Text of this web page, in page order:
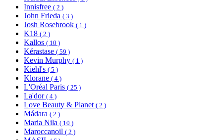
Innisfree ( 2 )
John Frieda ( 3 )
Josh Rosebrook ( 1 )
K18 ( 2 )
Kallos ( 10 )
Kérastase ( 59 )
Kevin Murphy ( 1 )
Kiehl's ( 5 )
Klorane ( 4 )
L'Oréal Paris ( 25 )
La'dor ( 4 )
Love Beauty & Planet ( 2 )
Mádara ( 2 )
Maria Nila ( 10 )
Maroccanoil ( 2 )